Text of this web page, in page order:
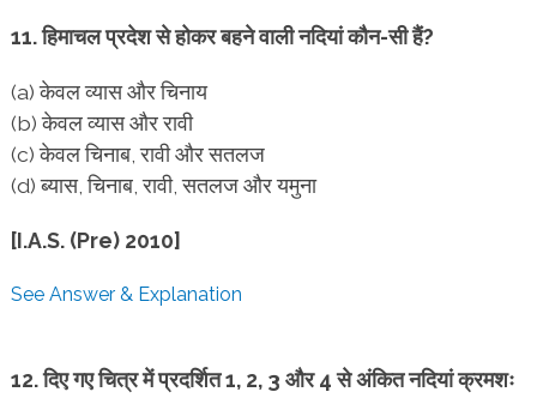
11. हिमाचल प्रदेश से होकर बहने वाली नदियां कौन-सी हैं?
(a) केवल व्यास और चिनाय
(b) केवल व्यास और रावी
(c) केवल चिनाब, रावी और सतलज
(d) ब्यास, चिनाब, रावी, सतलज और यमुना
[I.A.S. (Pre) 2010]
See Answer & Explanation
12. दिए गए चित्र में प्रदर्शित 1, 2, 3 और 4 से अंकित नदियां क्रमशः